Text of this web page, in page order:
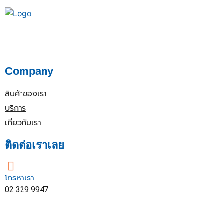
Company
สินค้าของเรา
บริการ
เกี่ยวกับเรา
ติดต่อเราเลย
โทรหาเรา
02 329 9947